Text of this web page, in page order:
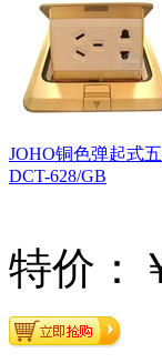
JOHO铜色弹起式
DCT-628/GB
特价：